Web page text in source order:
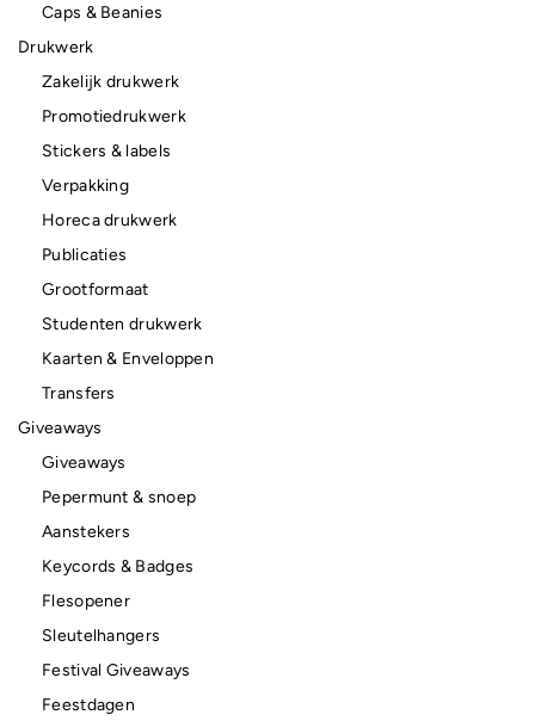
Caps & Beanies
Drukwerk
Zakelijk drukwerk
Promotiedrukwerk
Stickers & labels
Verpakking
Horeca drukwerk
Publicaties
Grootformaat
Studenten drukwerk
Kaarten & Enveloppen
Transfers
Giveaways
Giveaways
Pepermunt & snoep
Aanstekers
Keycords & Badges
Flesopener
Sleutelhangers
Festival Giveaways
Feestdagen